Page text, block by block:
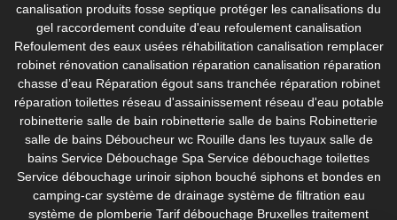
canalisation produits fosse septique protéger les canalisations du
gel raccordement conduite d'eau refoulement canalisation
Refoulement des eaux usées réhabilitation canalisation remplacer
robinet rénovation canalisation réparation canalisation réparation
chasse d’eau Réparation égout sans tranchée réparation robinet
réparation toilettes réseau d'assainissement réseau d'eau potable
robinetterie salle de bain robinetterie salle de bains Robinetterie
salle de bains Déboucheur wc Rouille dans les tuyaux salle de
bains Service Débouchage Spa Service débouchage toilettes
Service débouchage urinoir siphon bouché siphons et bondes en
camping-car système de drainage système de filtration eau
système de plomberie Tarif débouchage Bruxelles traitement